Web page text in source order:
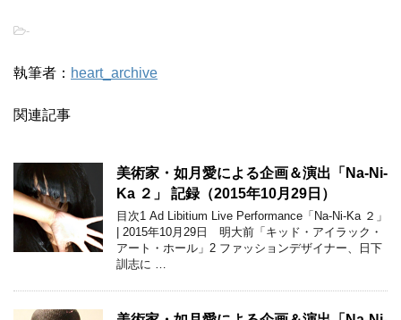
-
執筆者： heart_archive
関連記事
美術家・如月愛による企画＆演出「Na-Ni-
Ka ２」 記録（2015年10月29日）
目次1 Ad Libitium Live Performance「Na-Ni-Ka ２」
| 2015年10月29日 明大前「キッド・アイラック・
アート・ホール」2 ファッションデザイナー、日下
訓志に …